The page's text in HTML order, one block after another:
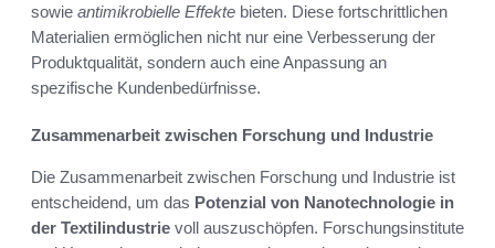
sowie antimikrobielle Effekte bieten. Diese fortschrittlichen
Materialien ermöglichen nicht nur eine Verbesserung der
Produktqualität, sondern auch eine Anpassung an
spezifische Kundenbedürfnisse.
Zusammenarbeit zwischen Forschung und Industrie
Die Zusammenarbeit zwischen Forschung und Industrie ist
entscheidend, um das Potenzial von Nanotechnologie in
der Textilindustrie voll auszuschöpfen. Forschungsinstitute